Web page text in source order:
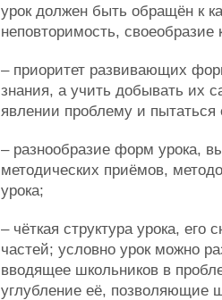
урок должен быть обращён к
неповторимость, своеобразие
– приоритет развивающих
знания, а учить добывать их
явлении проблему и
– разнообразие форм урока,
методических приёмов,
урока;
– чёткая структура урока, его
частей; условно урок можно
вводящее школьников в
углубление её, позволяющие